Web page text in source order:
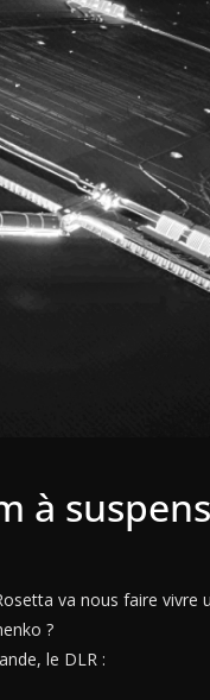
à
va nous faire vivre
?
le DLR :